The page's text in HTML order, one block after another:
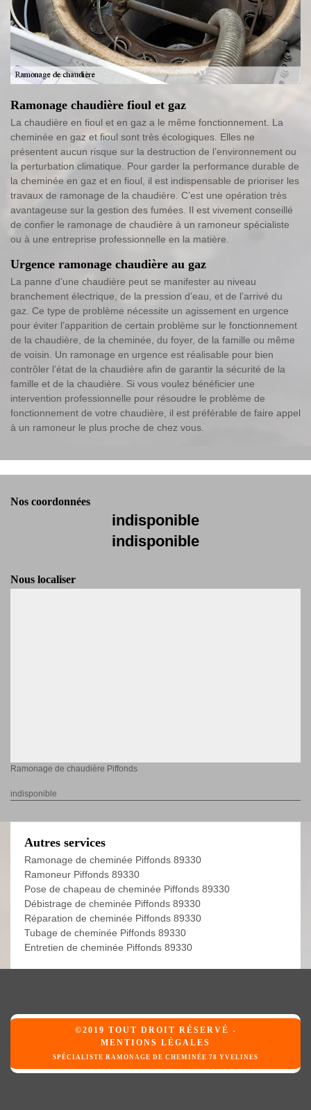
Ramonage chaudière fioul et gaz
La chaudière en fioul et en gaz a le même fonctionnement. La
cheminée en gaz et fioul sont très écologiques. Elles ne
présentent aucun risque sur la destruction de l’environnement ou
la perturbation climatique. Pour garder la performance durable de
la cheminée en gaz et en fioul, il est indispensable de prioriser les
travaux de ramonage de la chaudière. C’est une opération très
avantageuse sur la gestion des fumées. Il est vivement conseillé
de confier le ramonage de chaudière à un ramoneur spécialiste
ou à une entreprise professionnelle en la matière.
Urgence ramonage chaudière au gaz
La panne d’une chaudière peut se manifester au niveau
branchement électrique, de la pression d’eau, et de l’arrivé du
gaz. Ce type de problème nécessite un agissement en urgence
pour éviter l’apparition de certain problème sur le fonctionnement
de la chaudière, de la cheminée, du foyer, de la famille ou même
de voisin. Un ramonage en urgence est réalisable pour bien
contrôler l’état de la chaudière afin de garantir la sécurité de la
famille et de la chaudière. Si vous voulez bénéficier une
intervention professionnelle pour résoudre le problème de
fonctionnement de votre chaudière, il est préférable de faire appel
à un ramoneur le plus proche de chez vous.
Nos coordonnées
indisponible
indisponible
Nous localiser
Ramonage de chaudière Piffonds
indisponible
Autres services
Ramonage de cheminée Piffonds 89330
Ramoneur Piffonds 89330
Pose de chapeau de cheminée Piffonds 89330
Débistrage de cheminée Piffonds 89330
Réparation de cheminée Piffonds 89330
Tubage de cheminée Piffonds 89330
Entretien de cheminée Piffonds 89330
©2019 TOUT DROIT RÉSERVÉ -
MENTIONS LÉGALES
SPÉCIALISTE RAMONAGE DE CHEMINÉE 78 YVELINES